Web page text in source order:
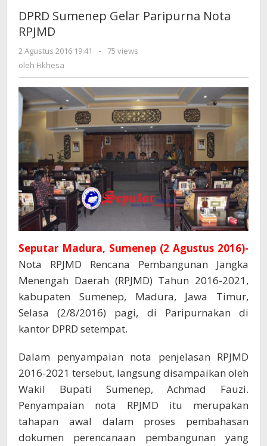
Paripurna
DPRD Sumenep Gelar Paripurna Nota
RPJMD
2 Agustus 2016 19:41
oleh
-
75 views
oleh Fikhesa
Seputar Madura, Sumenep (2 Agustus 2016)-
Nota RPJMD Rencana Pembangunan Jangka
Menengah Daerah (RPJMD) Tahun 2016-2021,
kabupaten Sumenep, Madura, Jawa Timur,
Selasa (2/8/2016) pagi, di Paripurnakan di
kantor DPRD setempat.
Dalam penyampaian nota penjelasan RPJMD
2016-2021 tersebut, langsung disampaikan oleh
Wakil Bupati Sumenep, Achmad Fauzi.
Penyampaian nota RPJMD itu merupakan
tahapan awal dalam proses pembahasan
dokumen perencanaan pembangunan yang